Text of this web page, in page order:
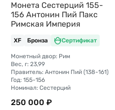
Монета Сестерций 155-
156 Антонин Пий Пакс
Римская Империя
XF Бронза Сертификат
Монетный двор: Рим
Вес, г: 23,99
Правитель: Антонин Пий (138-161)
Год: 155-156
Номинал: Сестерций
250 000 ₽